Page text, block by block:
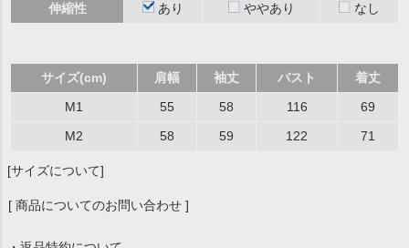
伸縮性
あり ややあり なし
サイズ(cm) 肩幅 袖丈 バスト
着丈
M1
55 58 116
69
M2
58 59 122 71
[サイズについて]
[ 商品についてのお問い合わせ ]